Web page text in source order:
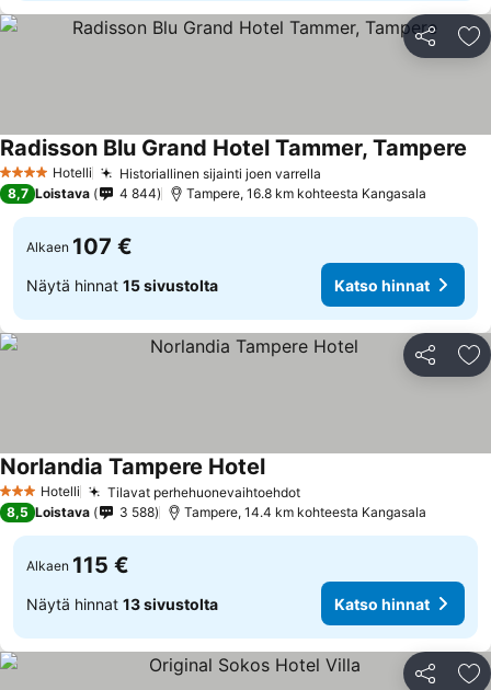
Jaa
4 Tähtiluokitus
Hotelli Historiallinen sijainti joen varrella
Radisson Blu Grand Hotel Tammer, Tampere
8,7 Loistava 4 844 Tampere, 16.8 km kohteesta Kangasala
Alkaen 107 €
Näytä hinnat 15 sivustolta Katso hinnat
Jaa
3 Tähtiluokitus
Hotelli Tilavat perhehuonevaihtoehdotKatso hinnat
Norlandia Tampere HotelKatso hinnat
8,5 Loistava 3 588 Tampere, 14.4 km kohteesta Kangasala
Alkaen 115 €
Näytä hinnat 13 sivustolta Katso hinnat
Jaa